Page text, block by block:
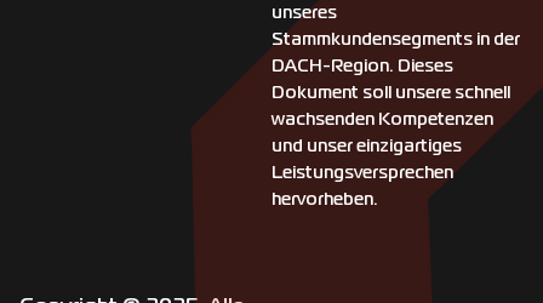
unseres
Stammkundensegments in der
DACH-Region. Dieses
Dokument soll unsere schnell
wachsenden Kompetenzen
und unser einzigartiges
Leistungsversprechen
hervorheben.